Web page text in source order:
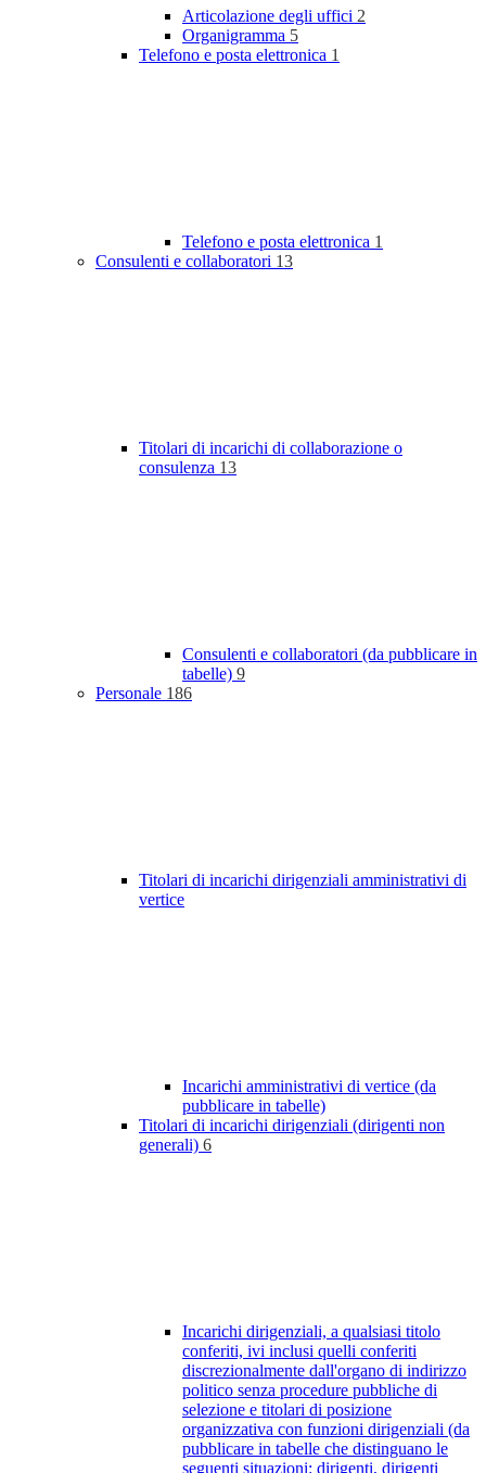
Articolazione degli uffici 2
Organigramma 5
Telefono e posta elettronica 1
Telefono e posta elettronica 1
Consulenti e collaboratori 13
Titolari di incarichi di collaborazione o
consulenza 13
Consulenti e collaboratori (da pubblicare in
tabelle) 9
Personale 186
Titolari di incarichi dirigenziali amministrativi di
vertice
Incarichi amministrativi di vertice (da
pubblicare in tabelle)
Titolari di incarichi dirigenziali (dirigenti non
generali) 6
Incarichi dirigenziali, a qualsiasi titolo
conferiti, ivi inclusi quelli conferiti
discrezionalmente dall'organo di indirizzo
politico senza procedure pubbliche di
selezione e titolari di posizione
organizzativa con funzioni dirigenziali (da
pubblicare in tabelle che distinguano le
seguenti situazioni: dirigenti, dirigenti